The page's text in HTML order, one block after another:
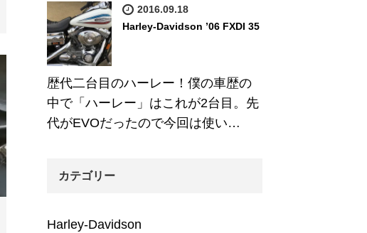
2016.09.18
Harley-Davidson ’06 FXDI 35
歴代二台目のハーレー！僕の車歴の
中で「ハーレー」はこれが2台目。先
代がEVOだったので今回は使い…
カテゴリー
Harley-Davidson